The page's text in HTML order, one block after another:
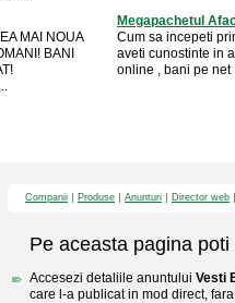
MAI NOUA
BANI
Megapachetul
Cum sa incepeti
aveti cunostinte in
online , bani pe net
Companii Produse Anunturi Director web
Pe aceasta pagina poti
Accesezi detaliile anuntului Vesti
care l-a publicat in mod direct,